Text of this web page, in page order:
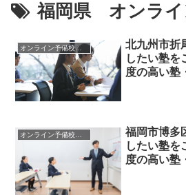
福岡県 オンライ
オンライン予備校・塾の活用法
北九州市折
したい塾を
度の高い塾
福岡市博多
したい塾を
度の高い塾